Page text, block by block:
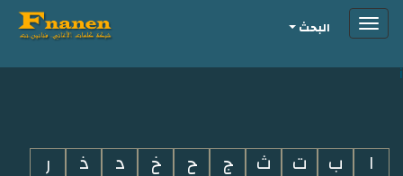
i
Toggleالبحث
ا ب ت ث ج ح خ د ذ
ر